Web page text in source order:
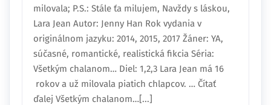
milovala; P.S.: Stále ťa milujem, Navždy s láskou,
Lara Jean Autor: Jenny Han Rok vydania v
originálnom jazyku: 2014, 2015, 2017 Žáner: YA,
súčasné, romantické, realistická fikcia Séria:
Všetkým chalanom… Diel: 1,2,3 Lara Jean má 16
rokov a už milovala piatich chlapcov. … Čítať
ďalej Všetkým chalanom…[...]